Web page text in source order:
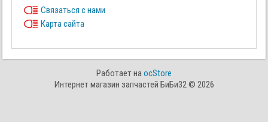
Связаться с нами
Карта сайта
Работает наocStore
Интернет магазин запчастей БиБи32 © 2026